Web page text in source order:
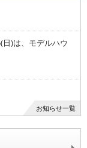
日)は、モデルハウ
お知らせ一覧